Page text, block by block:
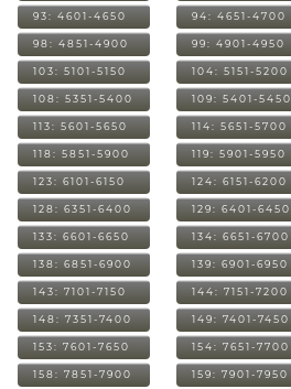
93: 4601-4650 94: 4651-4700
98: 4851-4900 99: 4901-4950
103: 5101-5150 104: 5151-5200
108: 5351-5400 109: 5401-5450
113: 5601-5650 114: 5651-5700
118: 5851-5900 119: 5901-5950
123: 6101-6150 124: 6151-6200
128: 6351-6400 129: 6401-6450
133: 6601-6650 134: 6651-6700
138: 6851-6900 139: 6901-6950
143: 7101-7150 144: 7151-7200
148: 7351-7400 149: 7401-7450
153: 7601-7650 154: 7651-7700
158: 7851-7900 159: 7901-7950